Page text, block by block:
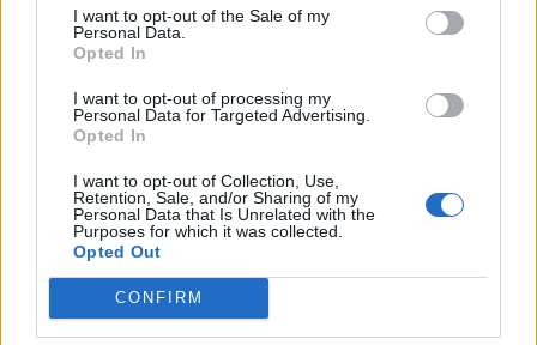
I want to opt-out of the Sale of my
Personal Data.
Opted In
I want to opt-out of processing my
Personal Data for Targeted Advertising.
Opted In
I want to opt-out of Collection, Use,
Retention, Sale, and/or Sharing of my
Personal Data that Is Unrelated with the
Purposes for which it was collected.
Opted Out
CONFIRM
Volkswagen split bus t1 1962
Senaste inlägget av
Nyaste forumtrådarna
Korta sträckor med diesel, hur farligt?
Senaste inlägget av Jesper328 för 1 timme sedan
(Grundläggande)
Lambdasond tänds på högre varv
Senaste inlägget avMossan1 Igår 18:40iGenerell felsökning
BMW 523i Touring E61, 2007. Hjulhuset
3 svar